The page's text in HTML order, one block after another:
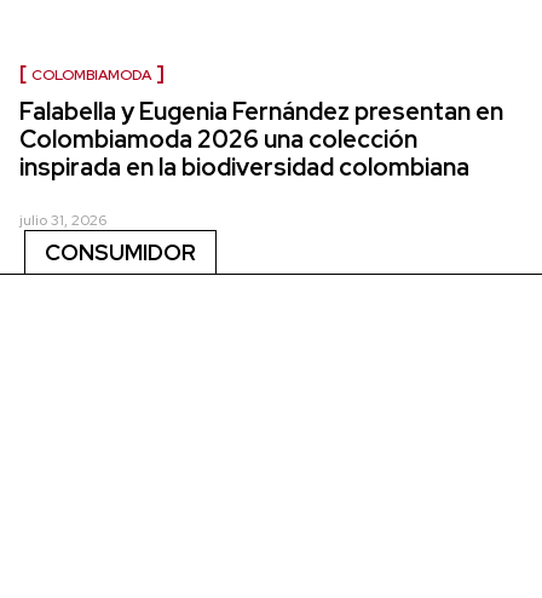
COLOMBIAMODA
Falabella y Eugenia Fernández presentan en
Colombiamoda 2026 una colección
inspirada en la biodiversidad colombiana
julio 31, 2026
CONSUMIDOR